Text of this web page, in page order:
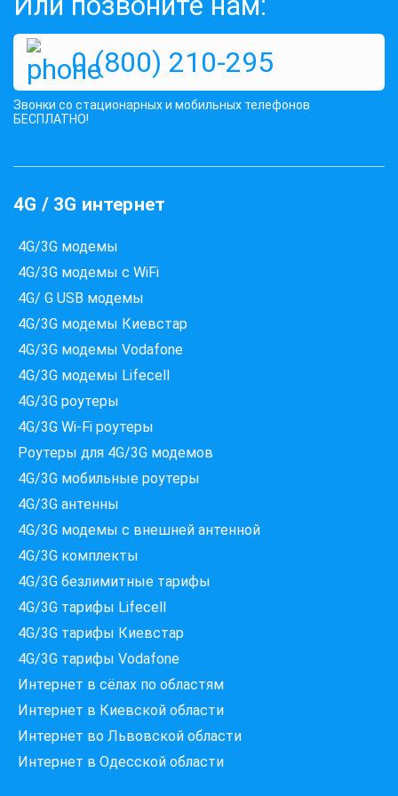
0 (800) 210-295
Звонки со стационарных и мобильных телефонов
БЕСПЛАТНО!
4G / 3G интернет
4G/3G модемы
4G/3G модемы с WiFi
4G/ G USB модемы
4G/3G модемы Киевстар
4G/3G модемы Vodafone
4G/3G модемы Lifecell
4G/3G роутеры
4G/3G Wi-Fi роутеры
Роутеры для 4G/3G модемов
4G/3G мобильные роутеры
4G/3G антенны
4G/3G модемы c внешней антенной
4G/3G комплекты
4G/3G безлимитные тарифы
4G/3G тарифы Lifecell
4G/3G тарифы Киевстар
4G/3G тарифы Vodafone
Интернет в сёлах по областям
Интернет в Киевской области
Интернет во Львовской области
Интернет в Одесской области
Які провайдери працюють
за вашою адресою?
Перевірте доступність інтернету за 30 секунд
375+ провайдерів в базі
Введіть вашу адресу
Місто, вулиця та номер будинку